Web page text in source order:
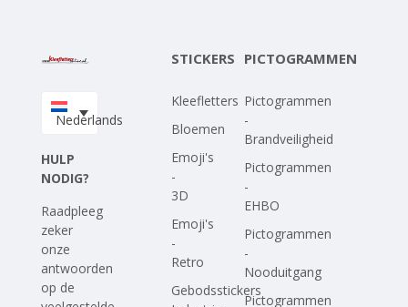
Upload je eigen ontwerp
Nederlands
HULP
NODIG?
Raadpleeg
zeker
onze
antwoorden
op de
STICKERS
Kleefletters
Bloemen
Emoji's
-
3D
Emoji's
-
Retro
Gebodsstickers
PICTOGRAMMEN
Pictogrammen
-
Brandveiligheid
Pictogrammen
-
EHBO
Pictogrammen
-
Nooduitgang
Pictogrammen